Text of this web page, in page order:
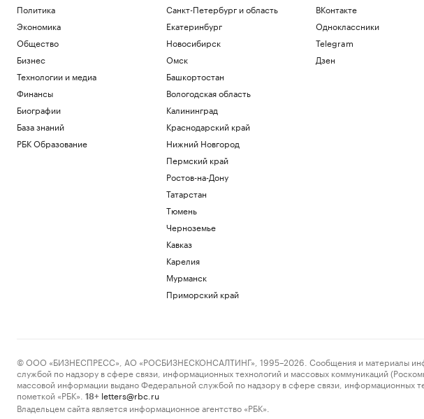
Спорт
В горах Казахстана эвакуировали еще
одного туриста из России
Общество
В Смоленской области ввели режим ЧС
после мощного циклона
Общество
роль в этом играет дерево
РБК и Старквуд
Эксперты и студенты назвали
преимущества обучения за рубежом
Сеул счел санкции Британии против
На 88-м году жизни ушел из жизни
Политика
Экономика
Общество
Бизнес
Технологии и медиа
Финансы
Биографии
База знаний
РБК Образование
Санкт-Петербург и область
Екатеринбург
Новосибирск
Омск
Башкортостан
Вологодская область
Калининград
Краснодарский край
Нижний Новгород
Пермский край
Ростов-на-Дону
Татарстан
Тюмень
Черноземье
Кавказ
Карелия
Мурманск
Приморский край
ВКонтакте
Одноклассники
Telegram
Дзен
© ООО «БИЗНЕСПРЕСС», АО «РОСБИЗНЕСКОНСАЛТИНГ», 1995–2026. Сообщения и материалы
службой по надзору в сфере связи, информационных технологий и массовых коммуникаций
массовой информации выдано Федеральной службой по надзору в сфере связи,
пометкой «РБК».
18+ letters@rbc.ru
Владельцем сайта является информационное агентство «РБК».